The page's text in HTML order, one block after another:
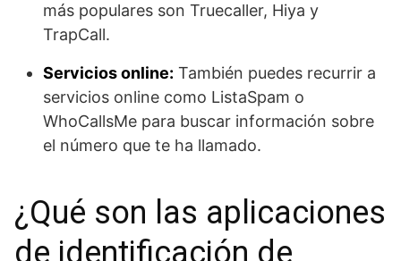
más populares son Truecaller, Hiya y
TrapCall.
Servicios online: También puedes recurrir a
servicios online como ListaSpam o
WhoCallsMe para buscar información sobre
el número que te ha llamado.
¿Qué son las aplicaciones
de identificación de